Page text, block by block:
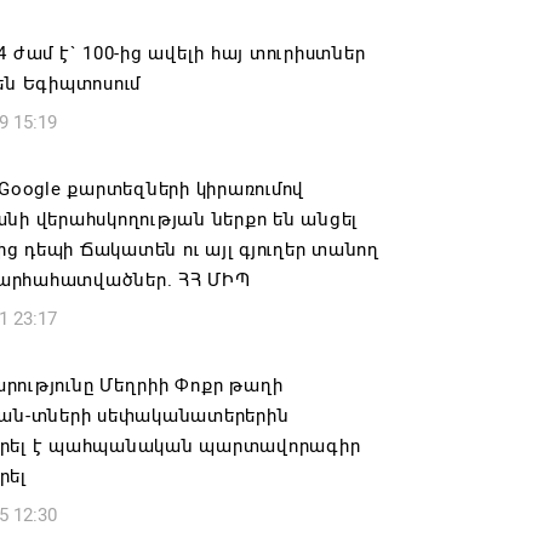
11:57
տալ»
10:57
չունեն իրենց վիրավորվածությունը
և եպիսկոպոսները մասնակցելու են
առաջին նիստին
ժամ է` 100-ից ավելի հայ տուրիստներ
Եգիպտոսում
15:19
քարտեզների կիրառումով
վերահսկողության ներքո են անցել
դեպի Ճակատեն ու այլ գյուղեր տանող
ՀՀ ՄԻՊ
23:17
Մեղրիի Փոքր թաղի
տների սեփականատերերին
է պահպանական պարտավորագիր
12:30